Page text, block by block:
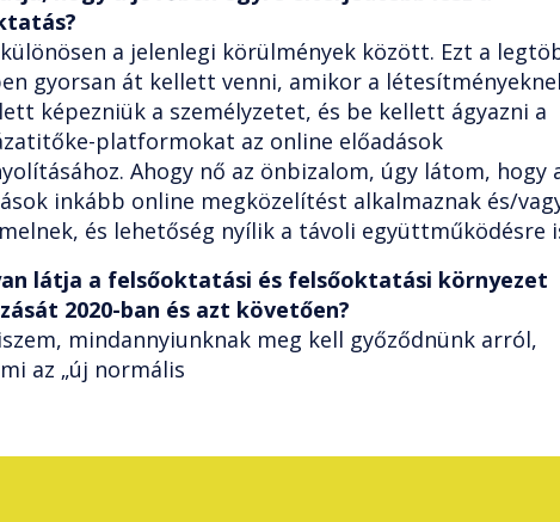
a jelenlegi körülmények között. Ezt a
gyorsan át kellett venni, amikor a
képezniük a személyzetet, és be kellett ágyazni a
platformokat az online előadások
Ahogy nő az önbizalom, úgy látom, hogy
inkább online megközelítést alkalmaznak és/
és lehetőség nyílik a távoli együttműködésre
látja a felsőoktatási és felsőoktatási környezet
2020-ban és azt követően?
mindannyiunknak meg kell győződnünk arról,
az „új normális